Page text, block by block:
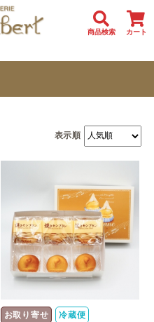
商品検索 カート
表示順
お取り寄せ
冷蔵便